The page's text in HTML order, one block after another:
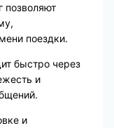
позволяют
поездки.
быстро через
и
и